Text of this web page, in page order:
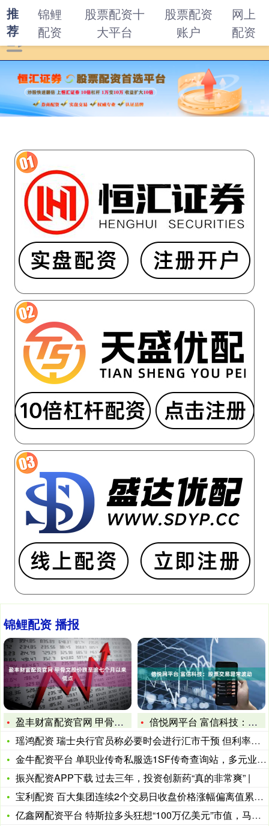
锦鲤配资 播报
盈丰财富配资官网 甲骨文股价跌至逾七个月以来低点
倍悦网平台 富信科技：股票交易异常波动
瑶鸿配资 瑞士央行官员称必要时会进行汇市干预 但利率仍是主要
金牛配资平台 单职业传奇私服选1SF传奇查询站，多元业务，引
振兴配资APP下载 过去三年，投资创新药“真的非常爽” |
宝利配资 百大集团连续2个交易日收盘价格涨幅偏离值累计超20
亿鑫网配资平台 特斯拉多头狂想“100万亿美元”市值，马斯克
推
荐
锦鲤
配资
股票配资十
大平台
股票配资
账户
网上
配资